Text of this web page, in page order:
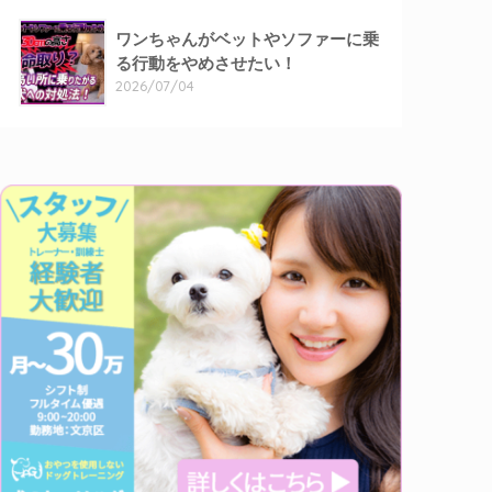
ワンちゃんがベットやソファーに乗
る行動をやめさせたい！
2026/07/04